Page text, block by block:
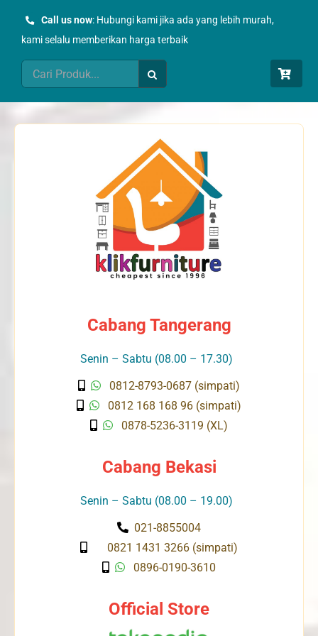
Call us now: Hubungi kami jika ada yang lebih murah,
kami selalu memberikan harga terbaik
Search
for:
Cabang Tangerang
Senin – Sabtu (08.00 – 17.30)
0812-8793-0687 (simpati)
0812 168 168 96 (simpati)
0878-5236-3119 (XL)
Cabang Bekasi
Senin – Sabtu (08.00 – 19.00)
021-8855004
0821 1431 3266 (simpati)
0896-0190-3610
Official Store